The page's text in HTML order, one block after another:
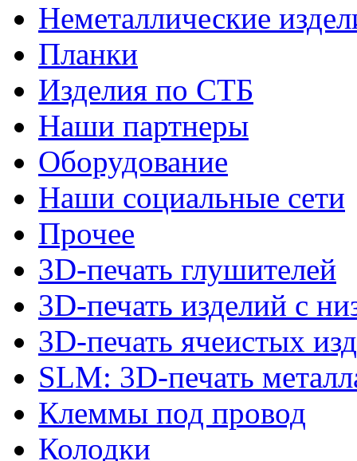
Неметаллические
Планки
Изделия по СТБ
Наши партнеры
Оборудование
Наши социальные сети
Прочее
3D-печать глушителей
3D-печать изделий с
3D-печать ячеистых
SLM: 3D-печать
Клеммы под провод
Колодки